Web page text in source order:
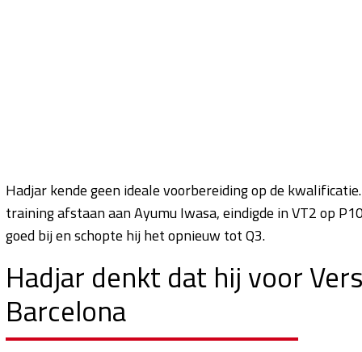
Hadjar kende geen ideale voorbereiding op de
training afstaan aan Ayumu Iwasa, eindigde in VT2 op
goed bij en schopte hij het opnieuw tot Q3.
Hadjar denkt dat hij voor
Barcelona